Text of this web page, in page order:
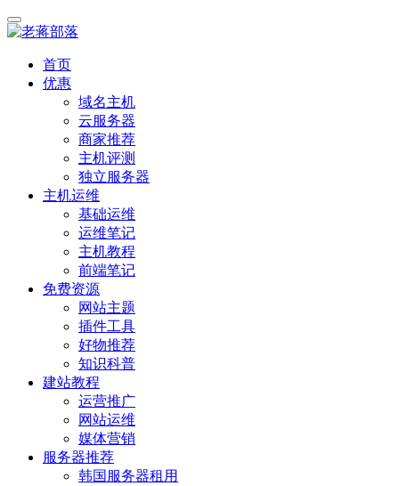
首页
优惠
域名主机
云服务器
商家推荐
主机评测
独立服务器
主机运维
基础运维
运维笔记
主机教程
前端笔记
免费资源
网站主题
插件工具
好物推荐
知识科普
建站教程
运营推广
网站运维
媒体营销
服务器推荐
韩国服务器租用